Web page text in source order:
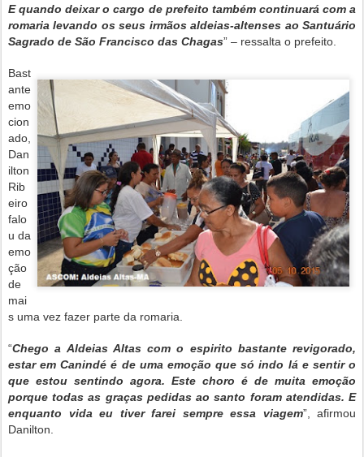
E quando deixar o cargo de prefeito também continuará com a
romaria levando os seus irmãos aldeias-altenses ao Santuário
Sagrado de São Francisco das Chagas” – ressalta o prefeito.
Bast
ante
emo
cion
ado,
Dan
ilton
Rib
eiro
falo
u da
emo
ção
de
mai
s uma vez fazer parte da romaria.
“Chego a Aldeias Altas com o espirito bastante revigorado,
estar em Canindé é de uma emoção que só indo lá e sentir o
que estou sentindo agora. Este choro é de muita emoção
porque todas as graças pedidas ao santo foram atendidas. E
enquanto vida eu tiver farei sempre essa viagem”, afirmou
Danilton.